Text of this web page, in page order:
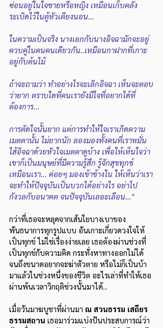
ซ่อนอยู่ในใจชายหรือหญิง เหมือนเก็บคลัง
ระเบิดไว้ในตู้หัวเตียงนอน...
ในความเป็นจริง นางเอกกับนางอิจฉามักจะอยู่
ควบคู่ในคนคนเดียวกัน..เหมือนกาฝากที่เกาะ
อยู่กับต้นไม้
ถ้าจะถามว่า ทำอย่างไรจะเลิกอิจฉา เห็นจะตอบ
ว่ายาก ตราบใดที่คนเรายังมีใจที่อยากได้ที่
ต้องการ...
การตัดใจนั้นยาก แต่การทำให้ใจเราเกิดความ
เมตตานั้น ไม่ยากนัก ลองมองทั้งคนที่เราหมั่น
ไส้อิจฉาด้วยหัวใจเมตตาดูบ้าง เพื่อให้เห็นใจว่า
เขาก็เป็นมนุษย์ที่มีความรู้สึก รู้จักสุขทุกข์
เหมือนเรา... ค่อยๆ มองเข้าข้างใน ให้เห็นว่าเรา
จะทำให้ปัจจุบันเป็นบวกได้อย่างไร อย่าไป
กังวลกับอนาคต จนปัจจุบันเลอะเลือน..."
กว่าที่เธอจะหลุดจากเส้นใยบางเบาของ
พันธนาการทุกรูปแบบ อันเกาะเกี่ยวดวงใจให้
เป็นทุกข์ ไม่ใช่เรื่องง่ายเลย เธอต้องผ่านช่วงที่
เป็นทุกข์กับความคิด กระทั่งหาทางออกไม่ได้
จนถึงขนาดอยากจะฆ่าตัวตาย หรือไม่ก็เป็นบ้า
มาแล้วในช่วงหนึ่งของชีวิต อะไรเล่าที่ทำให้เธอ
ผ่านพ้นเวลาวิกฤติช่วงนั้นมาได้...
เมื่อวันมาฆบูชาที่ผ่านมา ณ สวนธรรม เสถียร
ธรรมสถาน เธอมาร่วมแบ่งปันประสบการณ์ว่า